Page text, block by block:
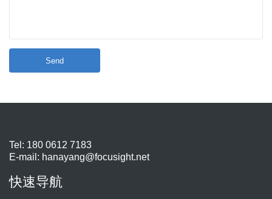
Send
Tel: 180 0612 7183
E-mail: hanayang@focusight.net
快速导航